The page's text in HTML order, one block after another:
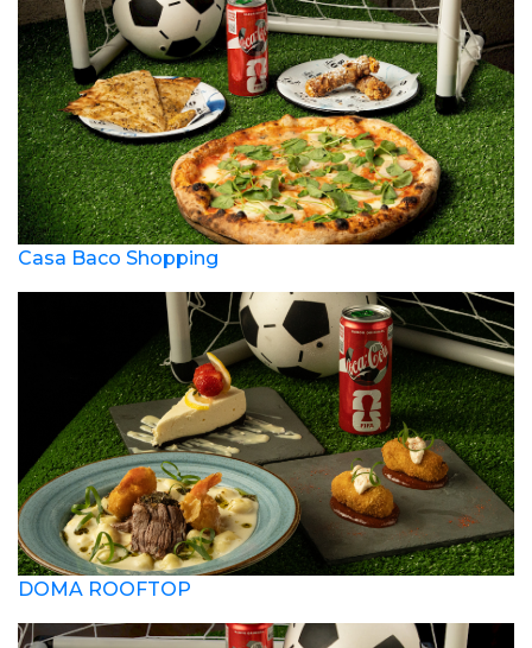
Casa Baco Shopping
DOMA ROOFTOP